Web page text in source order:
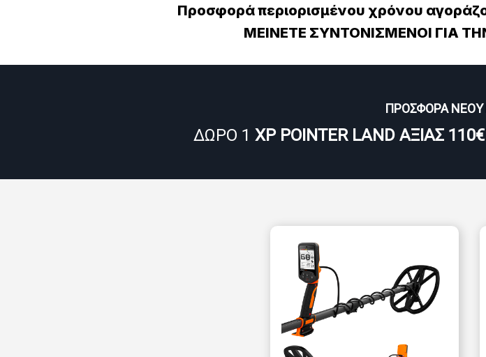
Προσφορά περιορισμένου χρόνου
ΜΕΙΝΕΤΕ ΣΥΝΤΟΝΙΣΜΕΝΟΙ ΓΙΑ
ΠΡΟΣΦΟΡΑ ΝΕΟΥ
ΔΩΡΟ 1 XP POINTER LAND ΑΞΙΑΣ 110€